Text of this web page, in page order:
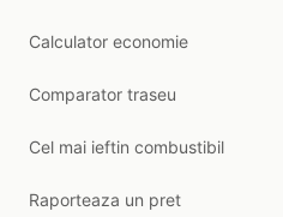
Calculator economie
Comparator traseu
Cel mai ieftin combustibil
Raporteaza un pret